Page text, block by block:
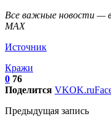
Все важные новости —
МАХ
Источник
Кражи
0 76
Поделится VKOK.ru
Предыдущая запись